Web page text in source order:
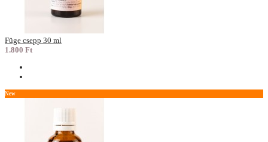
Füge csepp 30 ml
1.800 Ft
New